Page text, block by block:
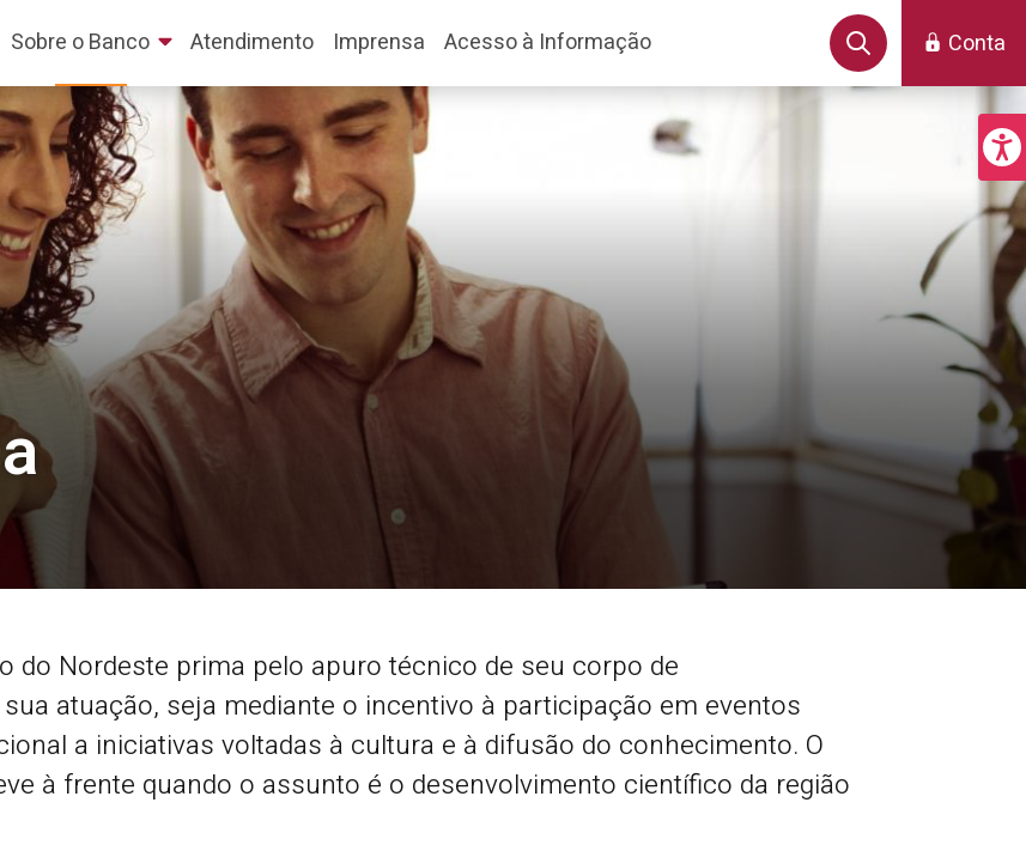
Conta
Sobre o Banco Atendimento Imprensa Acesso à Informação
do Nordeste prima pelo apuro técnico de seu corpo de
atuação, seja mediante o incentivo à participação em eventos
a iniciativas voltadas à cultura e à difusão do conhecimento. O
à frente quando o assunto é o desenvolvimento científico da região